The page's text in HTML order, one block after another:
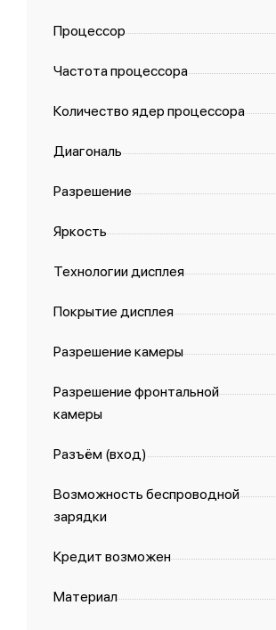
Процессор
Частота процессора
Количество ядер процессора
Диагональ
Разрешение
Яркость
Технологии дисплея
Покрытие дисплея
Разрешение камеры
Разрешение фронтальной
камеры
Разъём (вход)
Возможность беспроводной
зарядки
Кредит возможен
Материал